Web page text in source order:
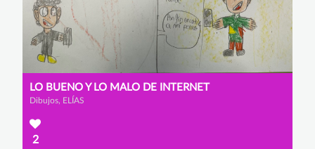
LO BUENO Y LO MALO DE INTERNET
Dibujos, ELÍAS
2